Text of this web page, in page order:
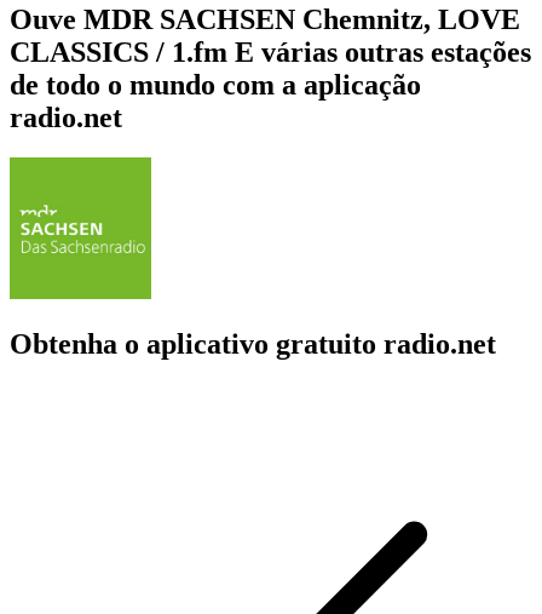
Ouve MDR SACHSEN Chemnitz, LOVE
CLASSICS / 1.fm E várias outras estações
de todo o mundo com a aplicação
radio.net
Obtenha o aplicativo gratuito radio.net